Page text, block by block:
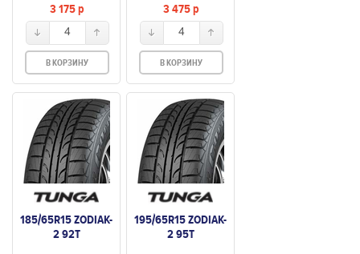
3 175p
4
В КОРЗИНУ
3 475p
4
В КОРЗИНУ
185/65R15 ZODIAK-
2 92T
195/65R15 ZODIAK-
2 95T